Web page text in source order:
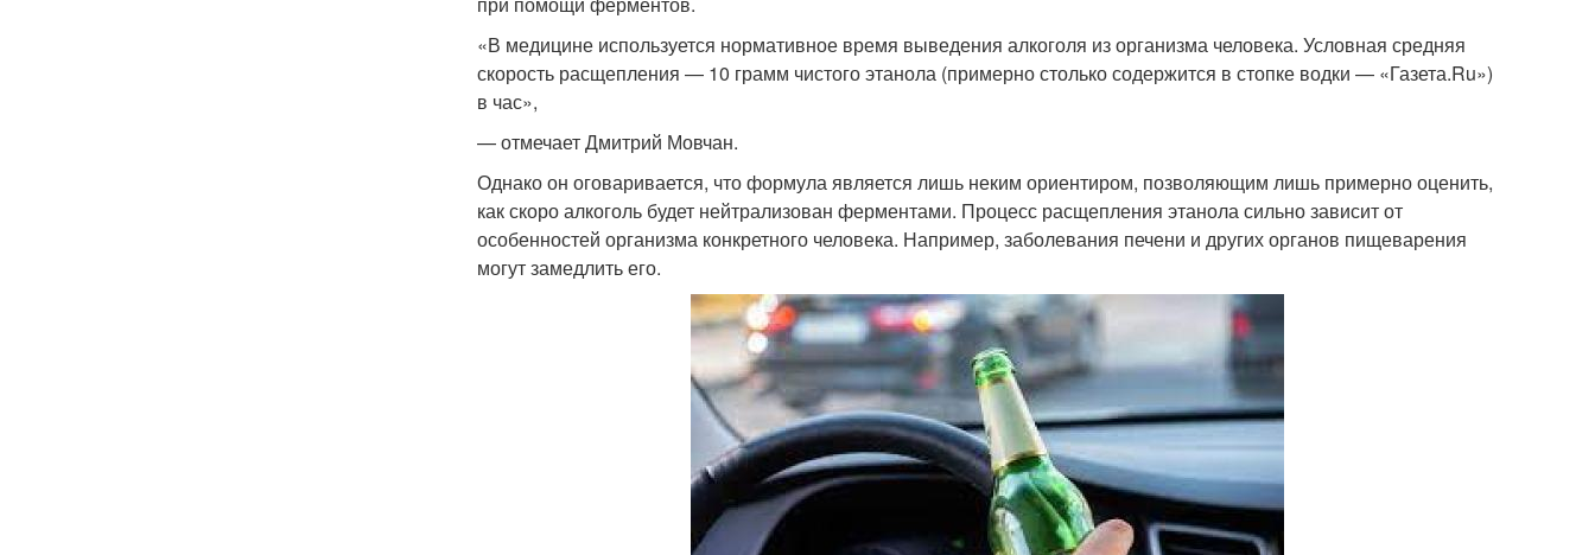
«В медицине используется нормативное время выведения алкоголя из организма человека. Условная средняя
скорость расщепления — 10 грамм чистого этанола (примерно столько содержится в стопке водки — «Газета.Ru»)
в час»,
— отмечает Дмитрий Мовчан.
Однако он оговаривается, что формула является лишь неким ориентиром, позволяющим лишь примерно оценить,
как скоро алкоголь будет нейтрализован ферментами. Процесс расщепления этанола сильно зависит от
особенностей организма конкретного человека. Например, заболевания печени и других органов пищеварения
могут замедлить его.